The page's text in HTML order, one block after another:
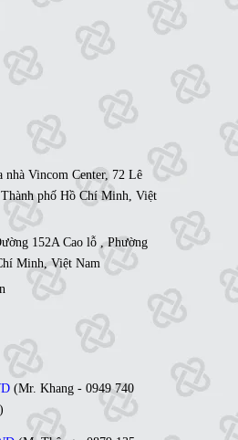
Vincom Center, 72 Lê
phố Hồ Chí Minh, Việt
152A Cao lỗ , Phường
Minh, Việt Nam
(Mr. Khang - 0949 740
)